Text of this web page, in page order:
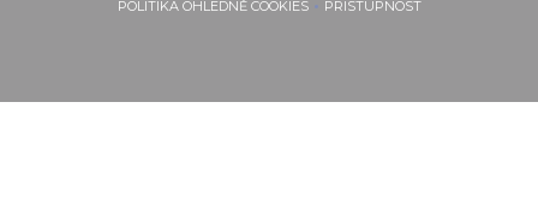
POLITIKA OHLEDNĚ COOKIES((OTEVŘE SE V NOVÉM OKNĚ))
PRISTUPNOST
((OTEVŘE SE V NOVÉM